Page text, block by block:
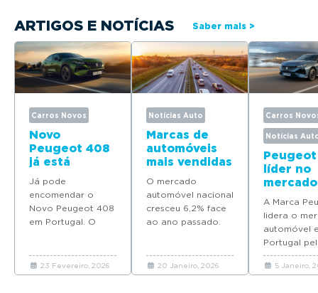
ARTIGOS E NOTÍCIAS Saber mais >
Carros Novos
Novo
Peugeot 408
já está
disponível
para
encomenda
em Portugal
Já pode
encomendar o
Novo Peugeot 408
em Portugal. O
com preços a
partir de 37.065
23 Fevereiro, 2026
Notícias Auto
Marcas de
automóveis
mais vendidas
em Portugal
em 2025
O mercado
automóvel nacional
cresceu 6,2% face
ao ano passado.
automóveis novos
venderam em
20 Janeiro, 2026
Carros
Notícias
líder no
mercado
quatro
modelos
Top 10
vendas
2025
A Marca
lidera o
automóvel
Portugal
ano
coloca
5 Janeiro,